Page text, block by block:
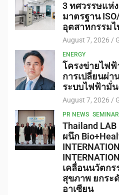
3 ทศวรรษแห่
มาตรฐาน
อุตสาหกรรมไ
August 7, 2026
ENERGY
โครงข่ายไฟฟ้
การเปลี่ยนผ่า
ระบบไฟฟ้ามั่น
August 7, 2026
PR NEWS
Thailand LAB
ผนึก
เคลื่อนนวัตก
สุขภาพ ยกระ
อาเซียน